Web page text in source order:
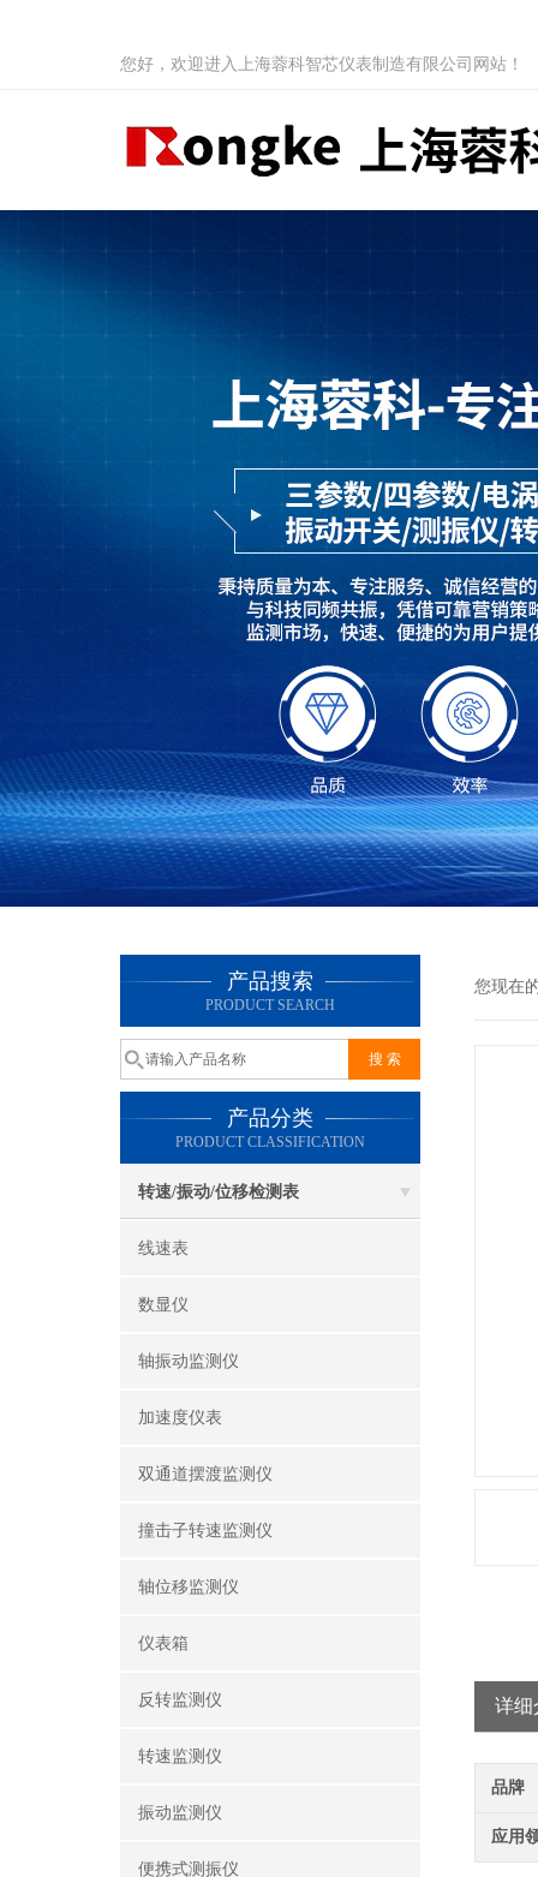
您好，欢迎进入上海蓉科智芯仪表制造有限公司网站！
产品搜索
PRODUCT SEARCH
产品分类
PRODUCT CLASSIFICATION
转速/振动/位移检测表
线速表
数显仪
轴振动监测仪
加速度仪表
双通道摆渡监测仪
撞击子转速监测仪
轴位移监测仪
仪表箱
反转监测仪
转速监测仪
振动监测仪
便携式测振仪
您现在
详细
品牌
应用